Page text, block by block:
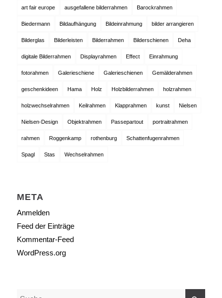
art fair europe ausgefallene bilderrahmen Barockrahmen
Biedermann Bildaufhängung Bildeinrahmung bilder arrangieren
Bilderglas Bilderleisten Bilderrahmen Bilderschienen Deha
digitale Bilderrahmen Displayrahmen Effect Einrahmung
fotorahmen Galerieschiene Galerieschienen Gemälderahmen
geschenkideen Hama Holz Holzbilderrahmen holzrahmen
holzwechselrahmen Keilrahmen Klapprahmen kunst Nielsen
Nielsen-Design Objektrahmen Passepartout portraitrahmen
rahmen Roggenkamp rothenburg Schattenfugenrahmen
Spagl Stas Wechselrahmen
META
Anmelden
Feed der Einträge
Kommentar-Feed
WordPress.org